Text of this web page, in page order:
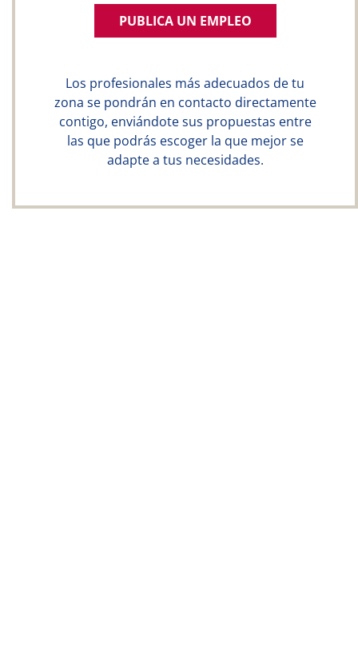
PUBLICA UN EMPLEO
Los profesionales más adecuados de tu
zona se pondrán en contacto directamente
contigo, enviándote sus propuestas entre
las que podrás escoger la que mejor se
adapte a tus necesidades.